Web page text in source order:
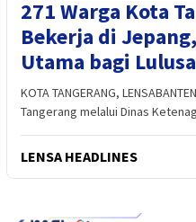
271 Warga Kota
Bekerja di
Utama bagi
KOTA TANGERANG,
Tangerang melalui Dinas
LENSA HEADLINES